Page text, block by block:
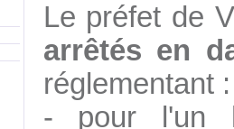
Le préfet de
arrêtés en
réglementant :
- pour l'un